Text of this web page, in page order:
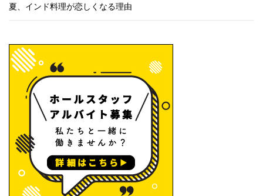
夏、インド料理が恋しくなる理由